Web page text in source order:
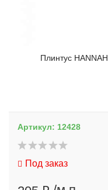
Плинтус
Артикул: 12428
Под заказ